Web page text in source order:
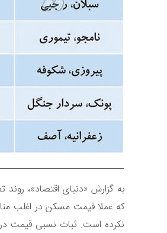
به گزارش «دنیای اقتصاد»،